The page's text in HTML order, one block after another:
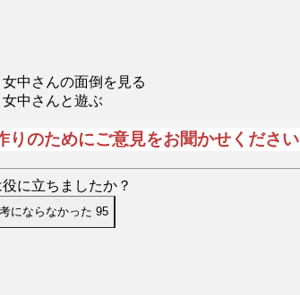
中さんの面倒を見る
女中さんと遊ぶ
りのためにご意見をお聞かせください
に立ちましたか？
にならなかった 95